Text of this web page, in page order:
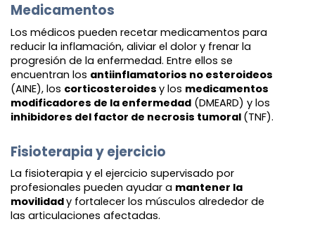
Medicamentos
Los médicos pueden recetar medicamentos para
reducir la inflamación, aliviar el dolor y frenar la
progresión de la enfermedad. Entre ellos se
encuentran los antiinflamatorios no esteroideos
(AINE), los corticosteroides y los medicamentos
modificadores de la enfermedad (DMEARD) y los
inhibidores del factor de necrosis tumoral (TNF).
Fisioterapia y ejercicio
La fisioterapia y el ejercicio supervisado por
profesionales pueden ayudar a mantener la
movilidady fortalecer los músculos alrededor de
las articulaciones afectadas.